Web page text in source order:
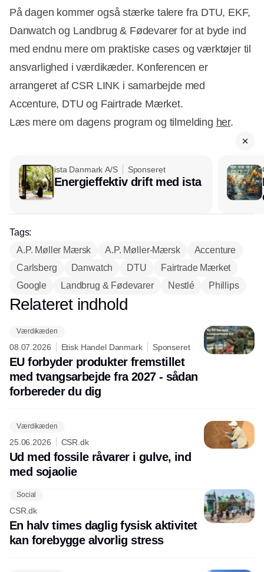
På dagen kommer også stærke talere fra DTU, EKF,
Danwatch og Landbrug & Fødevarer for at byde ind
med endnu mere om praktiske cases og værktøjer til
ansvarlighed i værdikæder. Konferencen er
arrangeret af CSR LINK i samarbejde med
Accenture, DTU og Fairtrade Mærket.
Læs mere om dagens program og tilmelding her.
ista Danmark A/S Sponseret
Energieffektiv drift med ista
Tags:
A.P. Møller Mærsk
A.P. Møller-Mærsk
Accenture
Carlsberg
Danwatch DTU
Fairtrade Mærket
Google
Landbrug & Fødevarer Nestlé Phillips
Annonce
Relateret indhold
Værdikæden
08.07.2026 Etisk Handel Danmark Sponseret
EU forbyder produkter fremstillet
med tvangsarbejde fra 2027 - sådan
forbereder du dig
Værdikæden
25.06.2026 CSR.dk
Ud med fossile råvarer i gulve, ind
med sojaolie
Social
CSR.dk
En halv times daglig fysisk aktivitet
kan forebygge alvorlig stress